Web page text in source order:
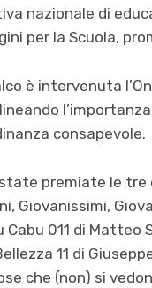
nazionale di
per la Scuola,
è intervenuta
consapevole.
premiate le tre
Giovanissimi,
Cabu 011 di Matteo
11 di
che (non) si